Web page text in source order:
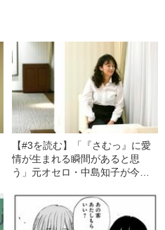
【#3を読む】「『さむっ』に愛
情が生まれる瞬間があると思
う」元オセロ・中島知子が今の